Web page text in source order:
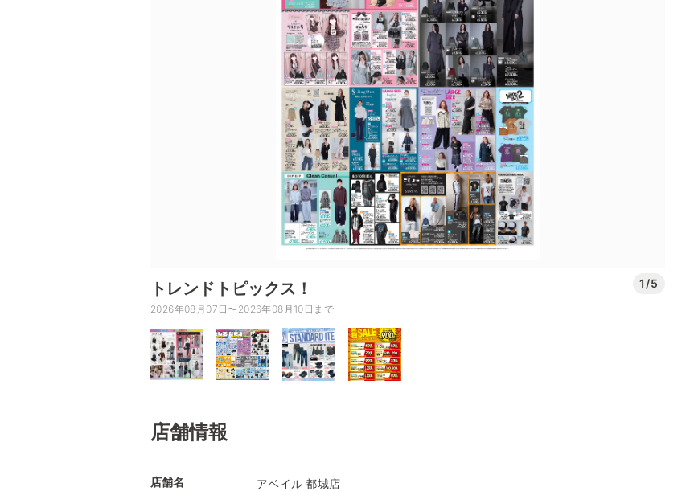
トレンドトピックス！ 1/5
2026年08月07日〜2026年08月10日まで
店舗情報
店舗名 アベイル 都城店